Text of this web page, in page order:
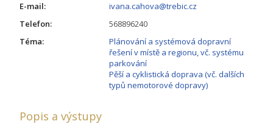
E-mail:
ivana.cahova@trebic.cz
Telefon:
568896240
Téma:
Plánování a systémová dopravní
řešení v místě a regionu, vč. systému
parkování
Pěší a cyklistická doprava (vč. dalších
typů nemotorové dopravy)
Popis a výstupy